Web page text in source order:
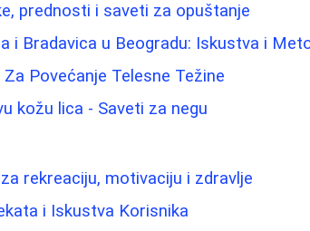
prednosti i saveti za opuštanje
i Bradavica u Beogradu: Iskustva i
Povećanje Telesne Težine
kožu lica - Saveti za negu
rekreaciju, motivaciju i zdravlje
i Iskustva Korisnika